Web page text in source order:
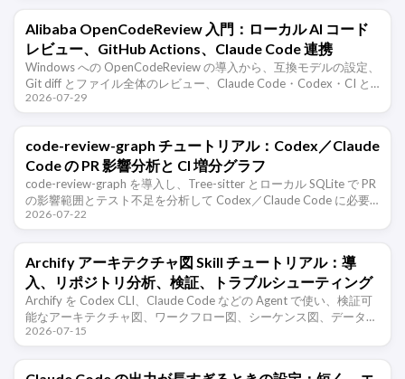
Alibaba OpenCodeReview 入門：ローカル AI コード
レビュー、GitHub Actions、Claude Code 連携
Windows への OpenCodeReview の導入から、互換モデルの設定、
Git diff とファイル全体のレビュー、Claude Code・Codex・CI と
の連携、誤検知やコスト、権限の …
2026-07-29
code-review-graph チュートリアル：Codex／Claude
Code の PR 影響分析と CI 増分グラフ
code-review-graph を導入し、Tree-sitter とローカル SQLite で PR
の影響範囲とテスト不足を分析して Codex／Claude Code に必要
最小限のコンテキス …
2026-07-22
Archify アーキテクチャ図 Skill チュートリアル：導
入、リポジトリ分析、検証、トラブルシューティング
Archify を Codex CLI、Claude Code などの Agent で使い、検証可
能なアーキテクチャ図、ワークフロー図、シーケンス図、データフ
ロー図、ライフサイクル図を生成する方法を、 …
2026-07-15